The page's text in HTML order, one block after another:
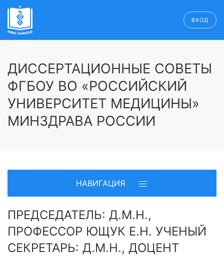
ВХОД
ДИССЕРТАЦИОННЫЕ СОВЕТЫ
ФГБОУ ВО «РОССИЙСКИЙ
УНИВЕРСИТЕТ МЕДИЦИНЫ»
МИНЗДРАВА РОССИИ
НАВИГАЦИЯ
ПРЕДСЕДАТЕЛЬ: Д.М.Н.,
ПРОФЕССОР ЮЩУК Е.Н. УЧЕНЫЙ
СЕКРЕТАРЬ: Д.М.Н., ДОЦЕНТ